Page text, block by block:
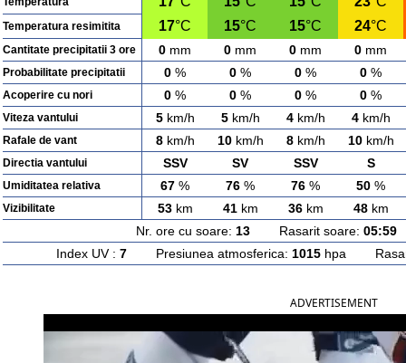
Temperatura resimitita 17°C 15°C 15°C 24°C
Cantitate precipitatii 3 ore 0 mm 0 mm 0 mm 0 mm
Probabilitate precipitatii 0 % 0 % 0 % 0 %
Acoperire cu nori 0 % 0 % 0 % 0 %
Viteza vantului 5km/h 5km/h 4km/h 4km/h
Rafale de vant 8km/h 10km/h 8km/h 10km/h
Directia vantului SSV SV SSV S
Umiditatea relativa 67 % 76 % 76 % 50 %
Vizibilitate 53km 41km 36km 48km
Nr. ore cu soare: 13Rasarit soare: 05:59
Index UV : 7Presiunea atmosferica: 1015hpa
ADVERTISEMENT